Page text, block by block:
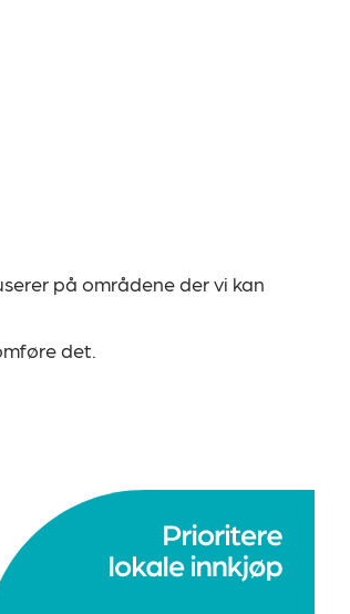
på områdene der vi kan
det.